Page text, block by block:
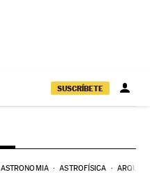
SUSCRÍBETE
ASTRONOMIA ASTROFÍSICA